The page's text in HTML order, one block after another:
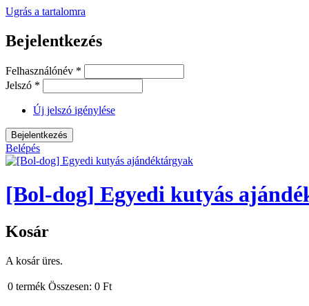
Ugrás a tartalomra
Bejelentkezés
Felhasználónév *
Jelszó *
Új jelszó igénylése
Belépés
[Bol-dog] Egyedi kutyás
Kosár
A kosár üres.
0 termék Összesen: 0 Ft